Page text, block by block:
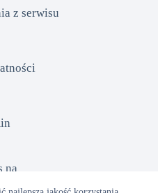
z serwisu
na